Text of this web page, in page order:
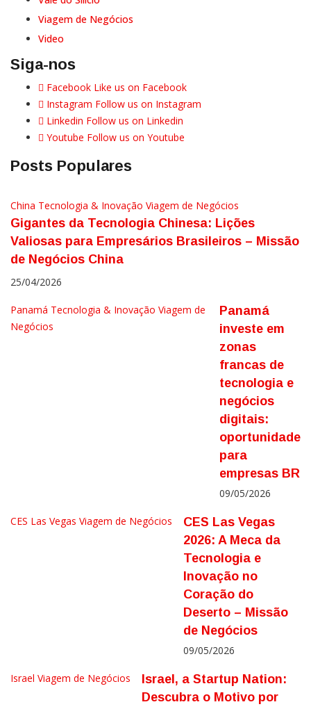
Viagem de Negócios
Video
Siga-nos
Facebook Like us on Facebook
Instagram Follow us on Instagram
Linkedin Follow us on Linkedin
Youtube Follow us on Youtube
Posts Populares
China Tecnologia & Inovação Viagem de Negócios
Gigantes da Tecnologia Chinesa: Lições
Valiosas para Empresários Brasileiros – Missão
de Negócios China
25/04/2026
Panamá Tecnologia & Inovação Viagem de
Negócios
Panamá
investe em
zonas
francas de
tecnologia e
negócios
digitais:
oportunidade
para
empresas BR
09/05/2026
CES Las Vegas Viagem de Negócios
CES Las Vegas
2026: A Meca da
Tecnologia e
Inovação no
Coração do
Deserto – Missão
de Negócios
09/05/2026
Israel Viagem de Negócios
Israel, a Startup Nation:
Descubra o Motivo por